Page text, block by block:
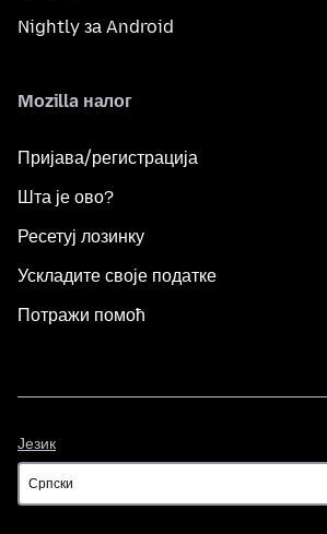
Nightly за Android
Mozilla налог
Пријава/регистрација
Шта је ово?
Ресетуј лозинку
Ускладите своје податке
Потражи помоћ
Језик